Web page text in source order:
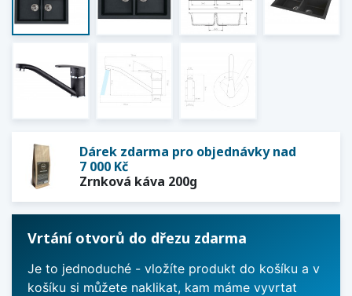
Dárek zdarma pro objednávky nad
7 000 Kč
Zrnková káva 200g
Vrtání otvorů do dřezu zdarma
Je to jednoduché - vložíte produkt do košíku a v
košíku si můžete naklikat, kam máme vyvrtat